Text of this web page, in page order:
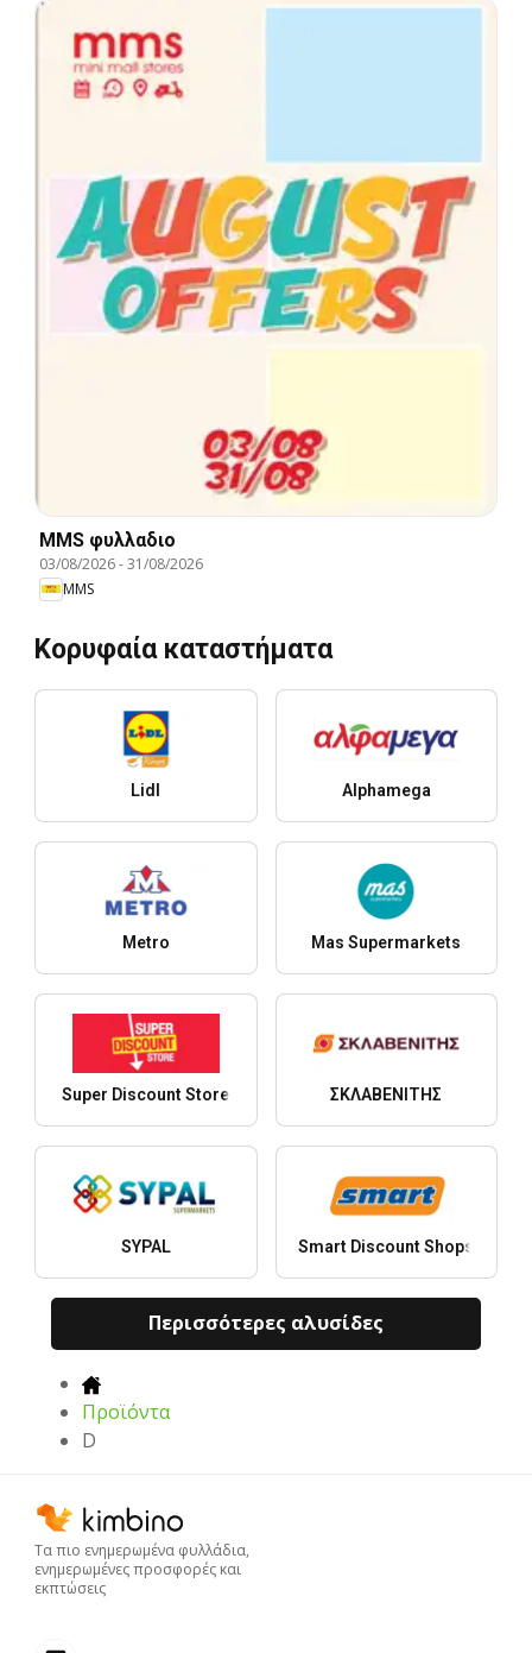
MMS φυλλαδιο
03/08/2026-31/08/2026
MMS
Κορυφαία καταστήματα
Lidl Alphamega
Metro Mas Supermarkets
Super Discount Store ΣΚΛΑΒΕΝΙΤΗΣ
SYPAL Smart Discount Shops
Περισσότερες αλυσίδες
Προϊόντα
D
Τα πιο ενημερωμένα φυλλάδια,
ενημερωμένες προσφορές και
εκπτώσεις